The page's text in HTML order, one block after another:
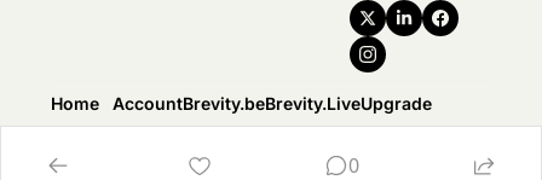
Home
Posts
Authors
Account
Upgrade
Brevity.be
Over ons
Brevity.Live
Brevity.Live
Upgrade
Upgrade
0